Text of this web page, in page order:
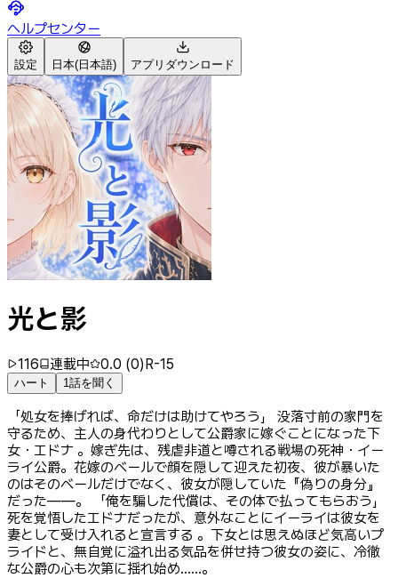
ヘルプセンター
設定 日本(日本語) アプリダウンロード
光と影
116 連載中 0.0 (0)R-15
ハート 1話を聞く
「処女を捧げれば、命だけは助けてやろう」 没落寸前の家門を
守るため、主人の身代わりとして公爵家に嫁ぐことになった下
女・エドナ 。嫁ぎ先は、残虐非道と噂される戦場の死神・イー
ライ公爵。花嫁のベールで顔を隠して迎えた初夜、彼が暴いた
のはそのベールだけでなく、彼女が隠していた『偽りの身分』
だった――。 「俺を騙した代償は、その体で払ってもらおう」
死を覚悟したエドナだったが、意外なことにイーライは彼女を
妻として受け入れると宣言する 。下女とは思えぬほど気高いプ
ライドと、無自覚に溢れ出る気品を併せ持つ彼女の姿に、冷徹
な公爵の心も次第に揺れ始め……。